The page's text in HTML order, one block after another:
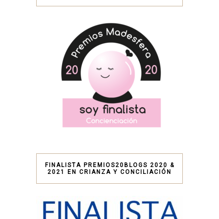
FINALISTA PREMIOS20BLOGS 2020 &
2021 EN CRIANZA Y CONCILIACIÓN